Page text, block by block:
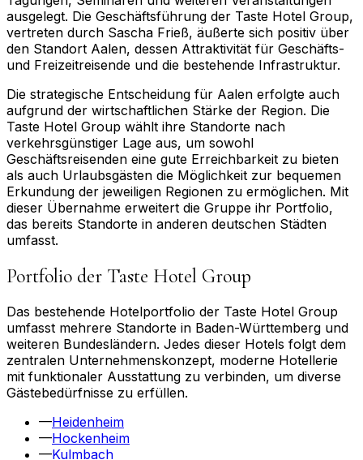
ausgelegt. Die Geschäftsführung der Taste Hotel Group,
vertreten durch Sascha Frieß, äußerte sich positiv über
den Standort Aalen, dessen Attraktivität für Geschäfts-
und Freizeitreisende und die bestehende Infrastruktur.
Die strategische Entscheidung für Aalen erfolgte auch
aufgrund der wirtschaftlichen Stärke der Region. Die
Taste Hotel Group wählt ihre Standorte nach
verkehrsgünstiger Lage aus, um sowohl
Geschäftsreisenden eine gute Erreichbarkeit zu bieten
als auch Urlaubsgästen die Möglichkeit zur bequemen
Erkundung der jeweiligen Regionen zu ermöglichen. Mit
dieser Übernahme erweitert die Gruppe ihr Portfolio,
das bereits Standorte in anderen deutschen Städten
umfasst.
Portfolio der Taste Hotel Group
Das bestehende Hotelportfolio der Taste Hotel Group
umfasst mehrere Standorte in Baden-Württemberg und
weiteren Bundesländern. Jedes dieser Hotels folgt dem
zentralen Unternehmenskonzept, moderne Hotellerie
mit funktionaler Ausstattung zu verbinden, um diverse
Gästebedürfnisse zu erfüllen.
—Heidenheim
—Hockenheim
—Kulmbach